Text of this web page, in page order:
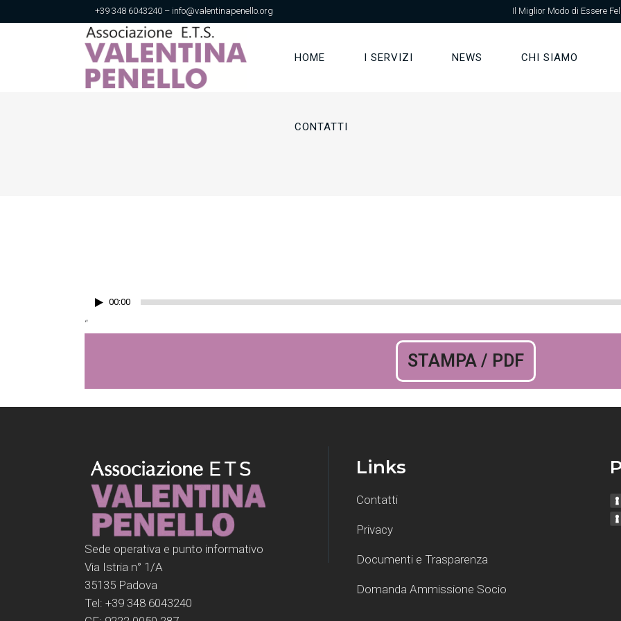
+39 348 6043240 – info@valentinapenello.org Il Miglior Modo di Essere
HOME I SERVIZI NEWS CHI SIAMO
CONTATTI
Audio
Player
00:00
“
STAMPA / PDF
Sede operativa e punto informativo
Via Istria n° 1/A
35135 Padova
Tel: +39 348 6043240
Links
Contatti
Privacy
Documenti e Trasparenza
Domanda Ammissione Socio